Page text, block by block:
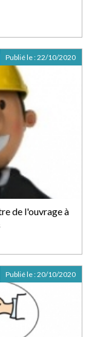
de l'ouvrage à
Publié le :22/10/2020
Publié le :20/10/2020